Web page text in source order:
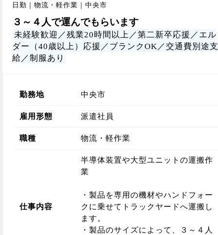
よくいただくご質問
福利厚生
企業案内
日勤｜物流・軽作業｜中央市
３～４人で運んでもらいます
未経験歓迎／残業20時間以上／第二新卒応援／エル
ダー（40歳以上）応援／ブランクOK／交通費別途支
給／制服あり
勤務地 中央市
雇用形態 派遣社員
職種 物流・軽作業
仕事内容
半導体装置や大型ユニットの運搬作
業
・製品を専用の機材やハンドフォー
クに乗せてトラックヤードへ運搬し
ます。
・製品のサイズによって、３～４人